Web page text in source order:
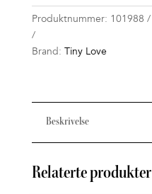
Produktnummer: 101988
Brand: Tiny Love
Beskrivelse
Relaterte produkter